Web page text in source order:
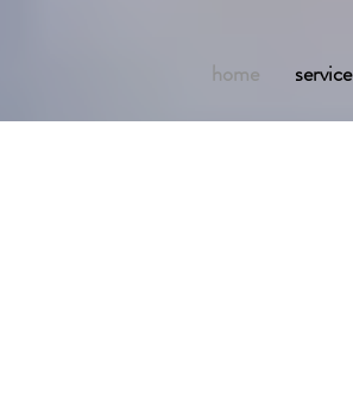
home service